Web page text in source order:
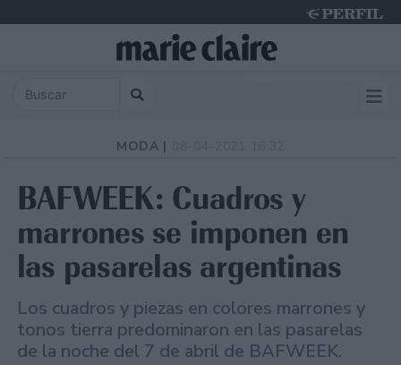
MODA |
BAFWEEK: Cuadros y
marrones se imponen en
las pasarelas argentinas
Los cuadros y piezas en colores marrones y
tonos tierra predominaron en las pasarelas
de la noche del 7 de abril de BAFWEEK.